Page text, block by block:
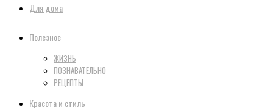
Для дома
Полезное
ЖИЗНЬ
ПОЗНАВАТЕЛЬНО
РЕЦЕПТЫ
Красота и стиль